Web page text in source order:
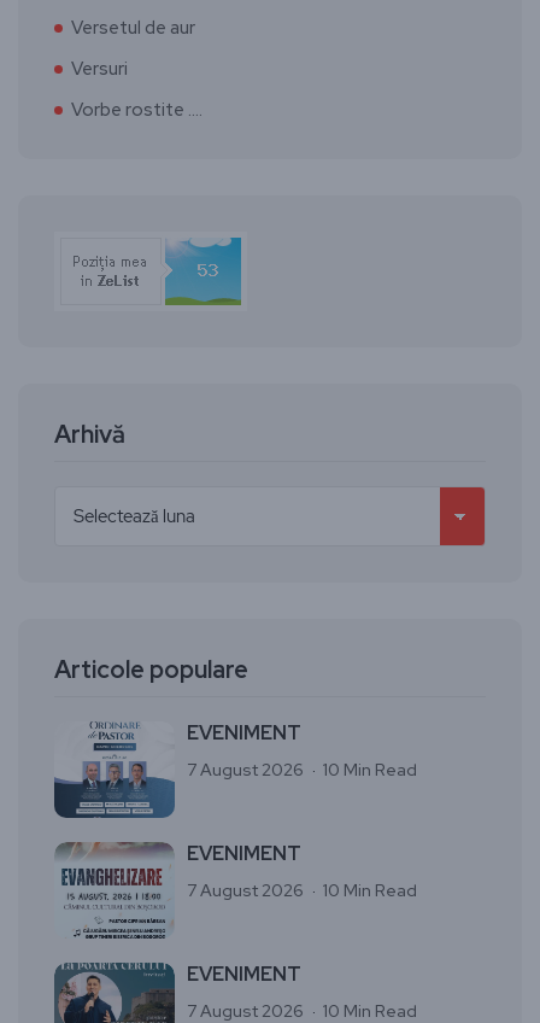
Versetul de aur
Versuri
Vorbe rostite ….
Arhivă
Articole populare
EVENIMENT
7 August 2026 10 Min Read
EVENIMENT
7 August 2026 10 Min Read
EVENIMENT
7 August 2026 10 Min Read